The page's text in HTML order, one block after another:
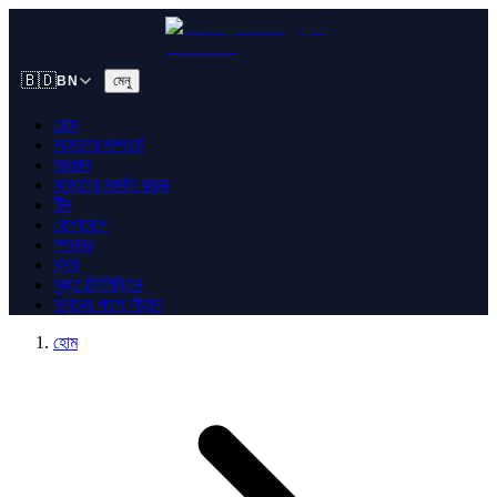
🇧🇩BN মেনু
হোম
আমাদের সম্পর্কে
সরঞ্জাম
আমাদের সমর্থন করুন
টিম
যোগাযোগ
স্পনসর
ব্লগ
মুক্ত ফিলিস্তিন
সুদানের পাশে দাঁড়ান
হোম